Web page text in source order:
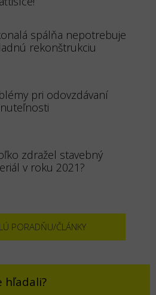
spálňa nepotrebuje
rekonštrukciu
pri odovzdávaní
zdražel stavebný
v roku 2021?
PORADŇU/ČLÁNKY
hľadali?